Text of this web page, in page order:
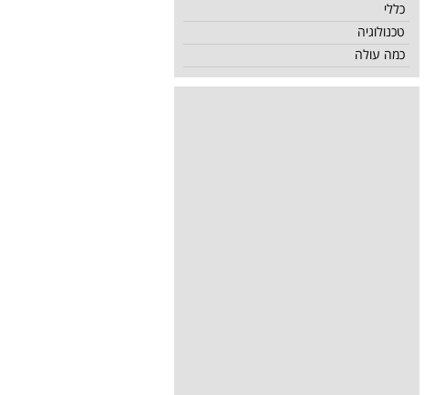
כללי
טכנולוגיה
כמה עולה